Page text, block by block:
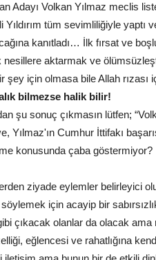
Adayı Volkan Yılmaz meclis
Yıldırım tüm sevimliliğiyle
kanıtladı… İlk fırsat ve
nesillere aktarmak ve
şey için olmasa bile Allah rızası
bilmezse halik bilir!
şu sonuç çıkmasın lütfen;
Yılmaz'ın Cumhur İttifakı
konusunda çaba göstermiyor?
ziyade eylemler belirleyici
söylemek için acayip bir
çıkacak olanlar da olacak
eğlencesi ve rahatlığına